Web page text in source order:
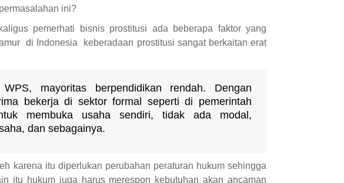
ini?
pemerhati bisnis prostitusi ada beberapa faktor yang
di Indonesia keberadaan prostitusi sangat berkaitan erat
mayoritas berpendidikan rendah. Dengan
bekerja di sektor formal seperti di pemerintah
membuka usaha sendiri, tidak ada modal,
dan sebagainya.
karena itu diperlukan perubahan peraturan hukum sehingga
itu hukum juga harus merespon kebutuhan akan ancaman